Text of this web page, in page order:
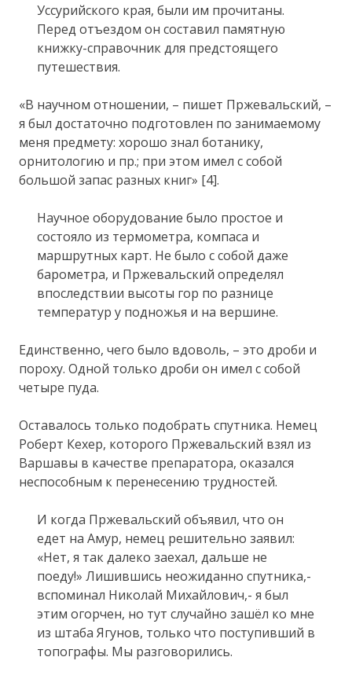
Уссурийского края, были им прочитаны.
Перед отъездом он составил памятную
книжку-справочник для предстоящего
путешествия.
«В научном отношении, – пишет Пржевальский, –
я был достаточно подготовлен по занимаемому
меня предмету: хорошо знал ботанику,
орнитологию и пр.; при этом имел с собой
большой запас разных книг» [4].
Научное оборудование было простое и
состояло из термометра, компаса и
маршрутных карт. Не было с собой даже
барометра, и Пржевальский определял
впоследствии высоты гор по разнице
температур у подножья и на вершине.
Единственно, чего было вдоволь, – это дроби и
пороху. Одной только дроби он имел с собой
четыре пуда.
Оставалось только подобрать спутника. Немец
Роберт Кехер, которого Пржевальский взял из
Варшавы в качестве препаратора, оказался
неспособным к перенесению трудностей.
И когда Пржевальский объявил, что он
едет на Амур, немец решительно заявил:
«Нет, я так далеко заехал, дальше не
поеду!» Лишившись неожиданно спутника,-
вспоминал Николай Михайлович,- я был
этим огорчен, но тут случайно зашёл ко мне
из штаба Ягунов, только что поступивший в
топографы. Мы разговорились.